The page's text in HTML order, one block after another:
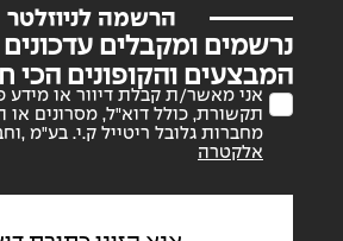
מאפינס הוא גבינה וזיתים, שילוב
קלאסי שעובד בפיצות, בורקסים
ומאכלים נוספים, ועובד נהדר גם
במאפינס.
הרשמה לניוזלטר
נרשמים ומקבלים
המבצעים והקופונים הכי
אני מאשר/ת קבלת דיוור או מידע
תקשורת, כולל דוא"ל, מסרונים או
מחברות גלובל ריטייל ק.י. בע"מ
אלקטרה